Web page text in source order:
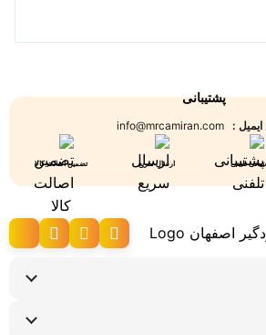
پشتیبانی
:
تلفنی ارسال سریع تضمین اصالت کالا